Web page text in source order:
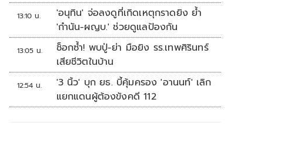
13:10 น.
'อนุทิน' จ่อลงดูที่เกิดเหตุกราดยิง ย้ำ
'กำนัน-ผญบ.' ช่วยดูแลป้องกัน
13:05 น.
ช็อกซ้ำ! พบปู่-ย่า มือยิง รร.เทพศิรินทร์
เสียชีวิตในบ้าน
12:54 น.
'3 นิ้ว' บุก ยธ. บี้คุ้มครอง 'อานนท์' เลิก
แยกแดนผู้ต้องขังคดี 112